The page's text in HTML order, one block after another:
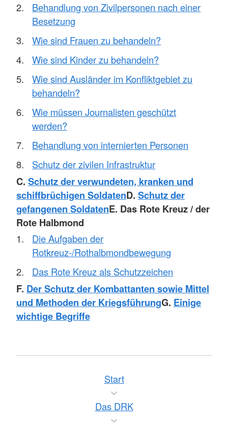
Behandlung von Zivilpersonen nach einer
Besetzung
Wie sind Frauen zu behandeln?
Wie sind Kinder zu behandeln?
Wie sind Ausländer im Konfliktgebiet zu
behandeln?
Wie müssen Journalisten geschützt
werden?
Behandlung von internierten Personen
Schutz der zivilen Infrastruktur
C. Schutz der verwundeten, kranken und
schiffbrüchigen SoldatenD. Schutz der
gefangenen SoldatenE. Das Rote Kreuz / der
Rote Halbmond
Die Aufgaben der
Rotkreuz-/Rothalbmondbewegung
Das Rote Kreuz als Schutzzeichen
F. Der Schutz der Kombattanten sowie Mittel
und Methoden der KriegsführungG. Einige
wichtige Begriffe
Start
Das DRK